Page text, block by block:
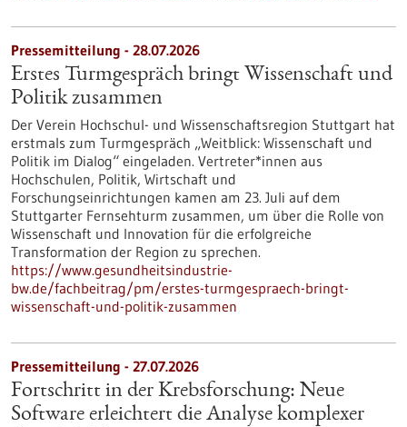
Pressemitteilung - 28.07.2026
Erstes Turmgespräch bringt Wissenschaft und
Politik zusammen
Der Verein Hochschul- und Wissenschaftsregion Stuttgart hat
erstmals zum Turmgespräch „Weitblick: Wissenschaft und
Politik im Dialog“ eingeladen. Vertreter*innen aus
Hochschulen, Politik, Wirtschaft und
Forschungseinrichtungen kamen am 23. Juli auf dem
Stuttgarter Fernsehturm zusammen, um über die Rolle von
Wissenschaft und Innovation für die erfolgreiche
Transformation der Region zu sprechen.
https://www.gesundheitsindustrie-
bw.de/fachbeitrag/pm/erstes-turmgespraech-bringt-
wissenschaft-und-politik-zusammen
Pressemitteilung - 27.07.2026
Fortschritt in der Krebsforschung: Neue
Software erleichtert die Analyse komplexer